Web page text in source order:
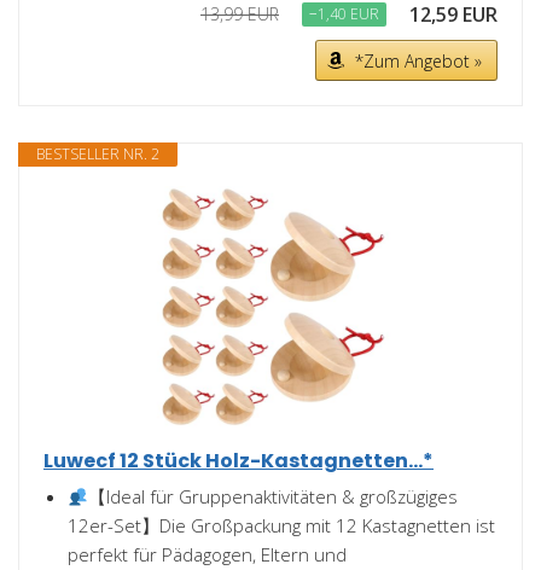
13,99 EUR −1,40 EUR 12,59 EUR
*Zum Angebot »
BESTSELLER NR. 2
Luwecf 12 Stück Holz-Kastagnetten...*
【Ideal für Gruppenaktivitäten & großzügiges
12er-Set】​Die Großpackung mit 12 Kastagnetten ist
perfekt für Pädagogen, Eltern und